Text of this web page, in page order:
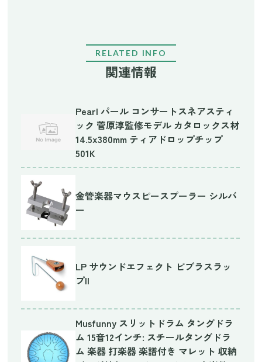
RELATED INFO
関連情報
Pearl パール コンサートスネアスティ
ック 菅原淳監修モデル カタロックス材
14.5x380mm ティアドロップチップ
501K
金管楽器マウスピースプーラー シルバ
ー
LP サウンドエフェクト ビブラスラッ
プII
Musfunny スリットドラム タングドラ
ム 15音12インチ: スチールタングドラ
ム 楽器 打楽器 楽譜付き マレット 収納